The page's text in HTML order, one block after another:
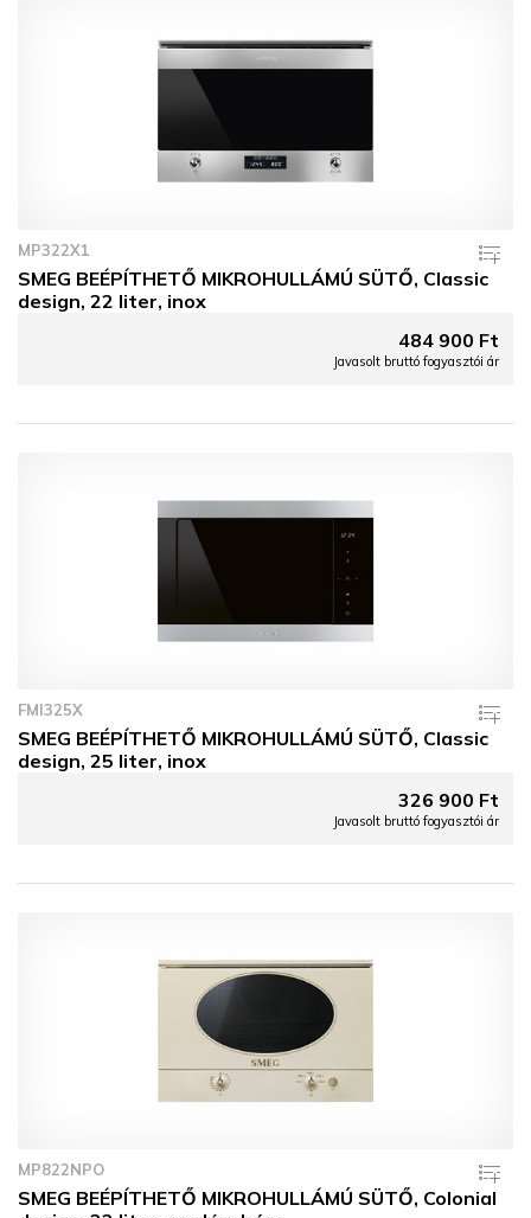
MP322X1
SMEG BEÉPÍTHETŐ MIKROHULLÁMÚ SÜTŐ, Classic
design, 22 liter, inox
484 900 Ft
Javasolt bruttó fogyasztói ár
FMI325X
SMEG BEÉPÍTHETŐ MIKROHULLÁMÚ SÜTŐ, Classic
design, 25 liter, inox
326 900 Ft
Javasolt bruttó fogyasztói ár
MP822NPO
SMEG BEÉPÍTHETŐ MIKROHULLÁMÚ SÜTŐ, Colonial